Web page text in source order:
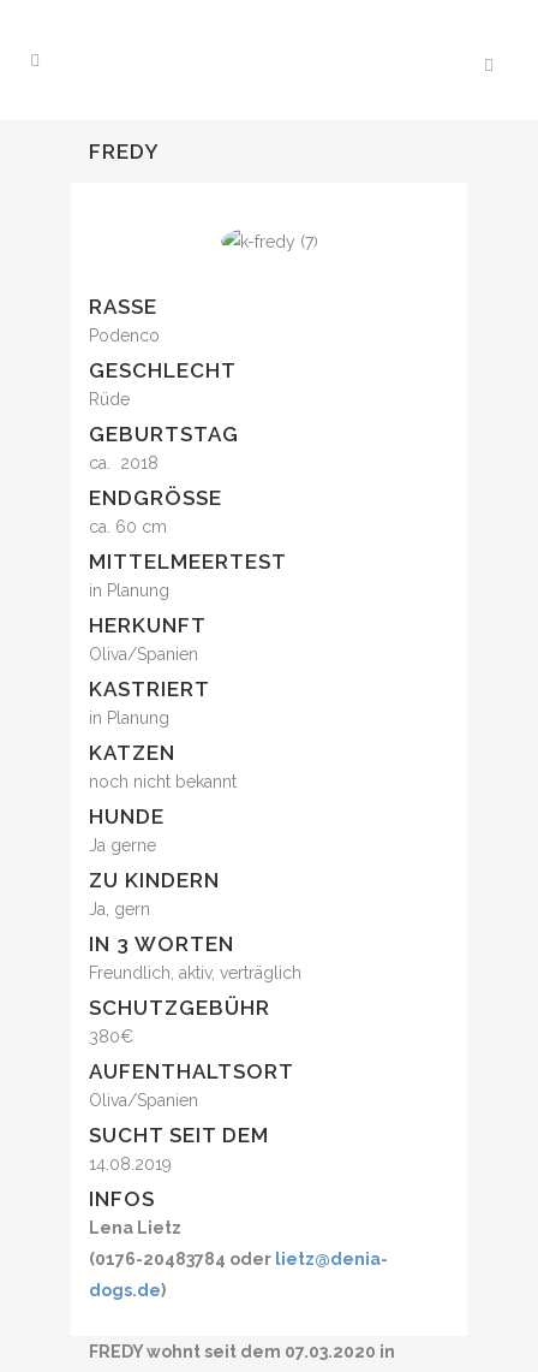
FREDY
RASSE
Podenco
GESCHLECHT
Rüde
GEBURTSTAG
ca. 2018
ENDGRÖSSE
ca. 60 cm
MITTELMEERTEST
in Planung
HERKUNFT
Oliva/Spanien
KASTRIERT
in Planung
KATZEN
noch nicht bekannt
HUNDE
Ja gerne
ZU KINDERN
Ja, gern
IN 3 WORTEN
Freundlich, aktiv, verträglich
SCHUTZGEBÜHR
380€
AUFENTHALTSORT
Oliva/Spanien
SUCHT SEIT DEM
14.08.2019
INFOS
Lena Lietz
(0176-20483784 oder lietz@denia-
dogs.de)
FREDY wohnt seit dem 07.03.2020 in